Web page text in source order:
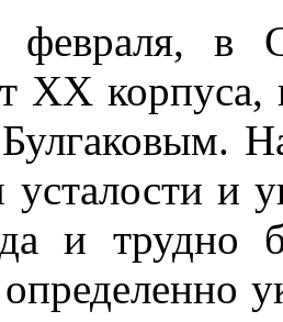
в
XX
Булгаковым.
уста­лости и
и трудно